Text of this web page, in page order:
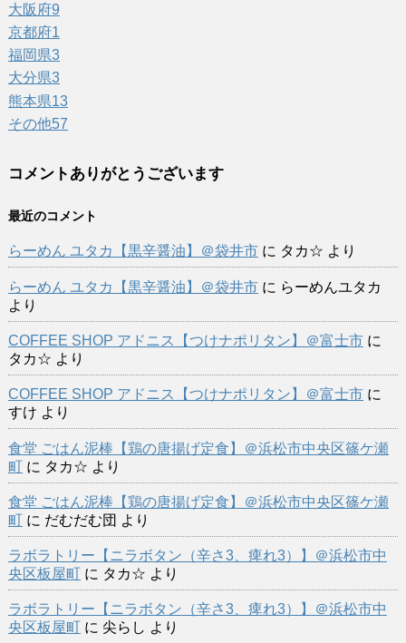
大阪府9
京都府1
福岡県3
大分県3
熊本県13
その他57
コメントありがとうございます
最近のコメント
らーめん ユタカ【黒辛醤油】＠袋井市に タカ☆ より
らーめん ユタカ【黒辛醤油】＠袋井市に らーめんユタカ
より
COFFEE SHOP アドニス【つけナポリタン】＠富士市に
タカ☆ より
COFFEE SHOP アドニス【つけナポリタン】＠富士市に
すけ より
食堂 ごはん泥棒【鶏の唐揚げ定食】＠浜松市中央区篠ケ瀬
町に タカ☆ より
食堂 ごはん泥棒【鶏の唐揚げ定食】＠浜松市中央区篠ケ瀬
町に だむだむ団 より
ラボラトリー【ニラボタン（辛さ3、痺れ3）】＠浜松市中
央区板屋町に タカ☆ より
ラボラトリー【ニラボタン（辛さ3、痺れ3）】＠浜松市中
央区板屋町に 尖らし より